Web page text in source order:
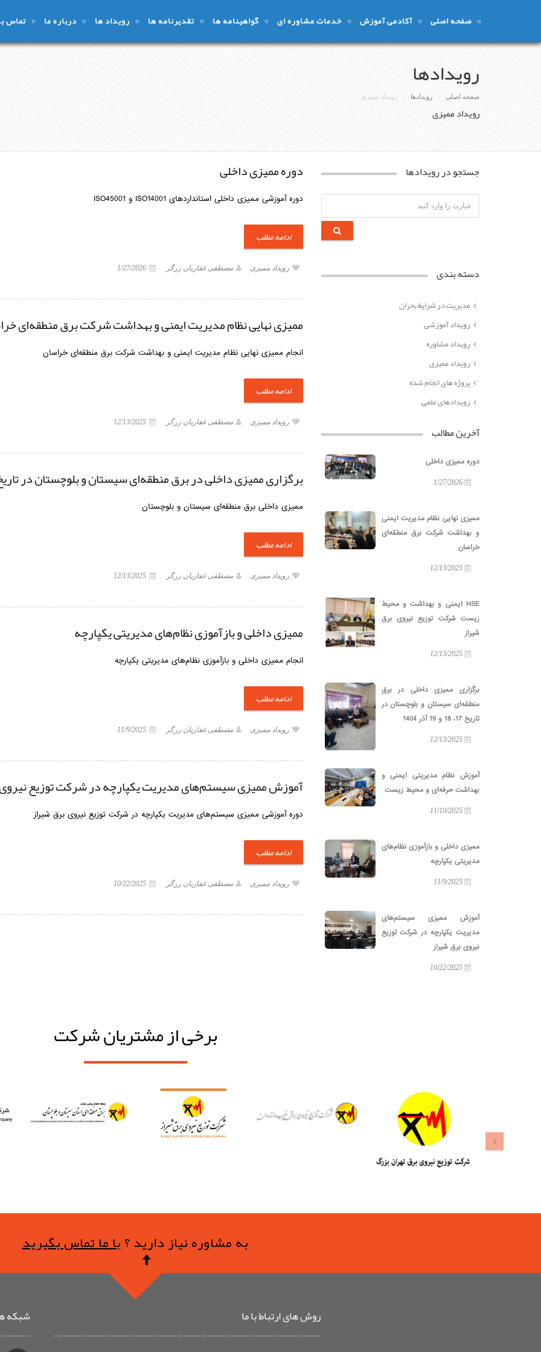
صفحه اصلی آکادمی آموزش خدمات مشاوره ای گواهینامه ها تقدیرنامه ها رویداد ها درباره ما تماس
رویدادها
رویداد ممیزی
صفحه اصلی رویدادها رویداد ممیزی
دوره ممیزی داخلی
دوره آموزشی ممیزی داخلی استانداردهای ISO14001 و ISO45001
ادامه مطلب
مصطفی غفاریان زرگر 1/27/2026 رویداد ممیزی
ممیزی نهایی نظام مدیریت ایمنی و بهداشت شرکت برق منطقه‌ای
انجام ممیزی نهایی نظام مدیریت ایمنی و بهداشت شرکت برق منطقه‌ای خراسان
ادامه مطلب
مصطفی غفاریان زرگر 12/13/2025 رویداد ممیزی
برگزاری ممیزی داخلی در برق منطقه‌ای سیستان و بلوچستان در تاریخ 17، 18 و 19 آذر
ممیزی داخلی برق منطقه‌ای سیستان و بلوچستان
ادامه مطلب
مصطفی غفاریان زرگر 12/13/2025 رویداد ممیزی
ممیزی داخلی و بازآموزی نظام‌های مدیریتی یکپارچه
انجام ممیزی داخلی و بازآموزی نظام‌های مدیریتی یکپارچه
ادامه مطلب
مصطفی غفاریان زرگر 11/9/2025 رویداد ممیزی
آموزش ممیزی سیستم‌های مدیریت یکپارچه در شرکت توزیع
دوره آموزشی ممیزی سیستم‌های مدیریت یکپارچه در شرکت توزیع نیروی برق شیراز
ادامه مطلب
مصطفی غفاریان زرگر 10/22/2025 رویداد ممیزی
جستجو در رویدادها
دسته بندی
مدیریت در شرایط بحران
رویداد آموزشی
رویداد مشاوره
رویداد ممیزی
پروژه های انجام شده
رویدادهای علمی
آخرین مطالب
دوره ممیزی داخلی
ممیزی نهایی نظام مدیریت ایمنی
و بهداشت شرکت برق منطقه‌ای
خراسان
HSE ایمنی و بهداشت و محیط
زیست شرکت توزیع نیروی برق
شیراز
برگزاری ممیزی داخلی در برق
منطقه‌ای سیستان و بلوچستان در
تاریخ 17، 18 و 19 آذر 1404
آموزش نظام مدیریتی ایمنی و
بهداشت حرفه‌ای و محیط زیست
ممیزی داخلی و بازآموزی نظام‌های
مدیریتی یکپارچه
آموزش ممیزی سیستم‌های
مدیریت یکپارچه در شرکت توزیع
نیروی برق شیراز
برخی از مشتریان شرکت
به مشاوره نیاز دارید ؟با ما تماس بگیرید
روش های ارتباط با ما شبکه